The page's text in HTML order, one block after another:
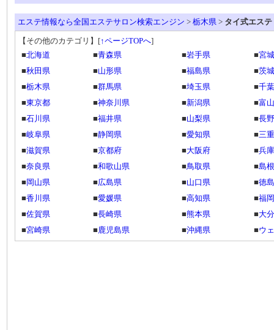
エステ情報なら全国エステサロン検索エンジン > 栃木県 > タイ式エステ
【その他のカテゴリ】 [↑ページTOPへ]
■北海道 ■青森県 ■岩手県 ■宮
■秋田県 ■山形県 ■福島県 ■茨
■栃木県 ■群馬県 ■埼玉県 ■千
■東京都 ■神奈川県 ■新潟県 ■富
■石川県 ■福井県 ■山梨県 ■長
■岐阜県 ■静岡県 ■愛知県 ■三
■滋賀県 ■京都府 ■大阪府 ■兵
■奈良県 ■和歌山県 ■鳥取県 ■島
■ 岡山県 ■広島県 ■山口県 ■徳
■香川県 ■愛媛県 ■高知県 ■福
■佐賀県 ■長崎県 ■熊本県 ■大
■宮崎県 ■鹿児島県 ■沖縄県 ■ウ